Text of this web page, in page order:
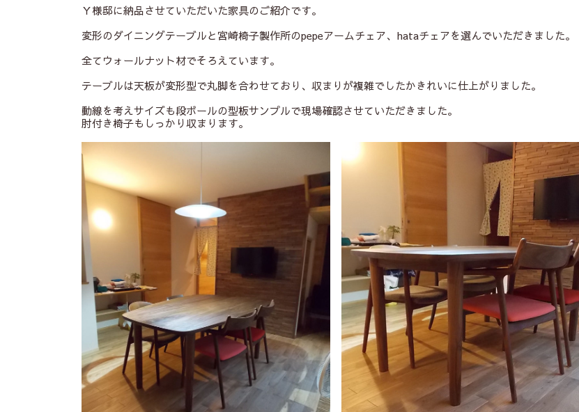
Ｙ様邸に納品させていただいた家具のご紹介です。
変形のダイニングテーブルと宮崎椅子製作所のpepeアームチェア、hataチェアを選んでいただきました。
全てウォールナット材でそろえています。
テーブルは天板が変形型で丸脚を合わせており、収まりが複雑でしたかきれいに仕上がりました。
動線を考えサイズも段ボールの型板サンプルで現場確認させていただきました。
肘付き椅子もしっかり収まります。